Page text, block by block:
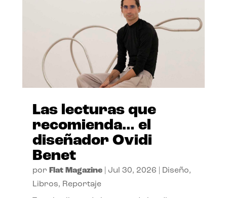
Las lecturas que
recomienda… el
diseñador Ovidi
Benet
por Flat Magazine| Jul 30, 2026 Diseño,
Libros, Reportaje